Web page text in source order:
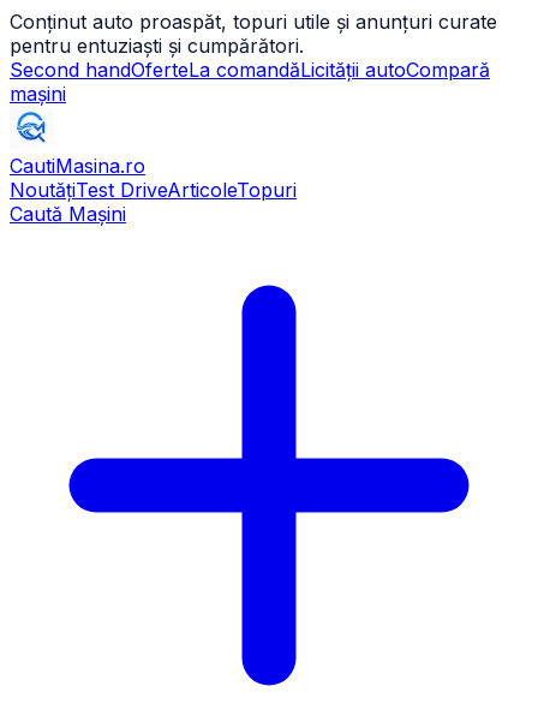
Conținut auto proaspăt, topuri utile și anunțuri curate
pentru entuziaști și cumpărători.
Second handOferteLa comandăLicității autoCompară
mașini
CautiMasina.ro
NoutățiTest DriveArticoleTopuri
Caută Mașini